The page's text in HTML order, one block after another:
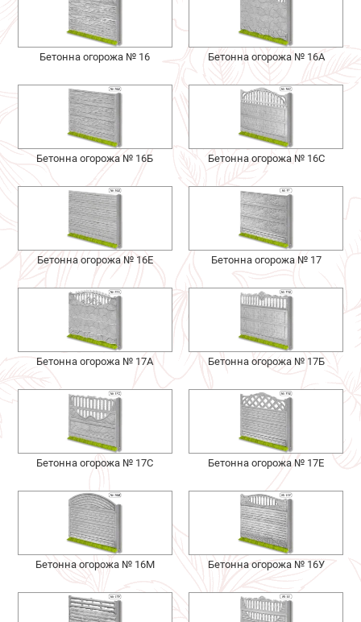
Бетонна огорожа № 16 Бетонна огорожа № 16А
Бетонна огорожа № 16Б Бетонна огорожа № 16С
Бетонна огорожа № 16Е Бетонна огорожа № 17
Бетонна огорожа № 17А Бетонна огорожа № 17Б
Бетонна огорожа № 17С Бетонна огорожа № 17Е
Бетонна огорожа № 16М Бетонна огорожа № 16У